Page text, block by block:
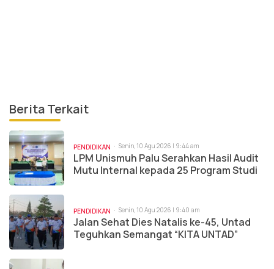
Berita Terkait
PENDIDIKAN Senin, 10 Agu 2026 | 9:44 am
LPM Unismuh Palu Serahkan Hasil Audit
Mutu Internal kepada 25 Program Studi
PENDIDIKAN Senin, 10 Agu 2026 | 9:40 am
Jalan Sehat Dies Natalis ke-45, Untad
Teguhkan Semangat “KITA UNTAD”